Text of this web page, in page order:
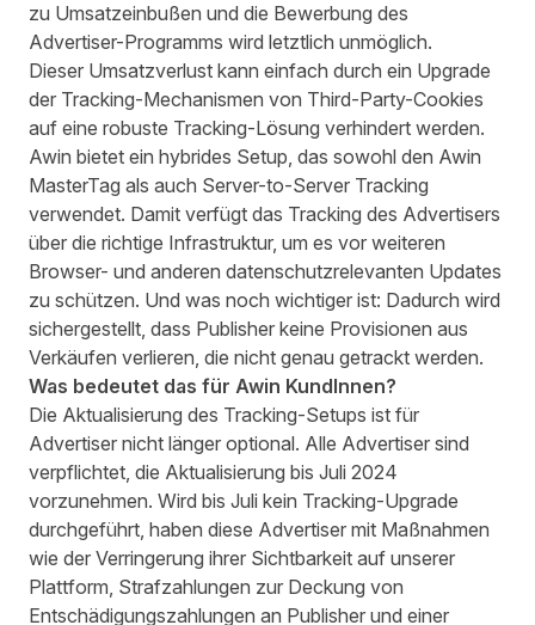
zu Umsatzeinbußen und die Bewerbung des
Advertiser-Programms wird letztlich unmöglich.
Dieser Umsatzverlust kann einfach durch ein Upgrade
der Tracking-Mechanismen von Third-Party-Cookies
auf eine robuste Tracking-Lösung verhindert werden.
Awin bietet ein hybrides Setup, das sowohl den Awin
MasterTag als auch Server-to-Server Tracking
verwendet. Damit verfügt das Tracking des Advertisers
über die richtige Infrastruktur, um es vor weiteren
Browser- und anderen datenschutzrelevanten Updates
zu schützen. Und was noch wichtiger ist: Dadurch wird
sichergestellt, dass Publisher keine Provisionen aus
Verkäufen verlieren, die nicht genau getrackt werden.
Was bedeutet das für Awin KundInnen?
Die Aktualisierung des Tracking-Setups ist für
Advertiser nicht länger optional. Alle Advertiser sind
verpflichtet, die Aktualisierung bis Juli 2024
vorzunehmen. Wird bis Juli kein Tracking-Upgrade
durchgeführt, haben diese Advertiser mit Maßnahmen
wie der Verringerung ihrer Sichtbarkeit auf unserer
Plattform, Strafzahlungen zur Deckung von
Entschädigungszahlungen an Publisher und einer